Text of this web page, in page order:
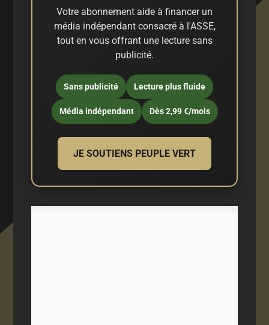
Votre abonnement aide à financer un
média indépendant consacré à l'ASSE,
tout en vous offrant une lecture sans
publicité.
Sans publicité Lecture plus fluide
Média indépendant Dès 2,99 €/mois
JE SOUTIENS PEUPLE VERT